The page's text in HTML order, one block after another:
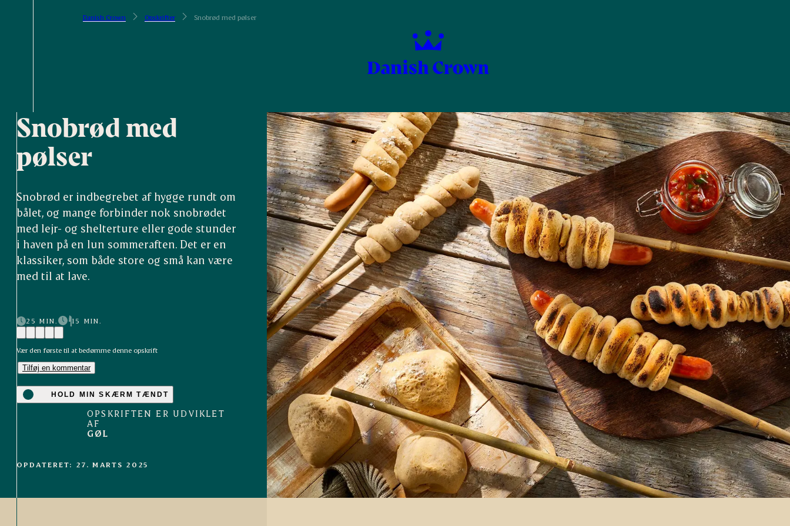
Danish Crown Opskrifter Snobrød med pølser
Snobrød med
pølser
Snobrød er indbegrebet af hygge rundt om
bålet, og mange forbinder nok snobrødet
med lejr- og shelterture eller gode stunder
i haven på en lun sommeraften. Det er en
klassiker, som både store og små kan være
med til at lave.
25 MIN. 15 MIN.
Vær den første til at bedømme denne opskrift
Tilføj en kommentar
HOLD MIN SKÆRM TÆNDT
OPSKRIFTEN ER UDVIKLET
AF
GØL
OPDATERET: 27. MARTS 2025